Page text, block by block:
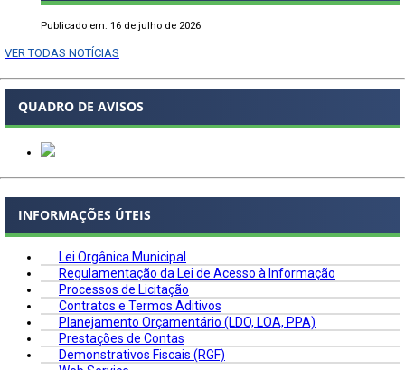
Publicado em: 16 de julho de 2026
VER TODAS NOTÍCIAS
QUADRO DE AVISOS
INFORMAÇÕES ÚTEIS
Lei Orgânica Municipal
Regulamentação da Lei de Acesso à Informação
Processos de Licitação
Contratos e Termos Aditivos
Planejamento Orçamentário (LDO, LOA, PPA)
Prestações de Contas
Demonstrativos Fiscais (RGF)